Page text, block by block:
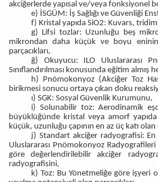
akciğerlerde yapısal ve/veya fonksiyonel
e) İSGÜM: İş Sağlığı ve Güvenliği
f) Kristal yapıda SiO2: Kuvars,
g) Lifsi tozlar: Uzunluğu beş
mikrondan daha küçük ve boyu
parçacıkları,
ğ) Okuyucu: ILO Uluslararası
Sınıflandırılması konusunda eğitim almış
h) Pnömokonyoz (Akciğer Toz
birikmesi sonucu ortaya çıkan doku
ı) SGK: Sosyal Güvenlik Kurumunu,
i) Solunabilir toz: Aerodinamik
büyüklüğünde kristal veya amorf
küçük, uzunluğu çapının en az üç katı olan
j) Standart akciğer radyografisi:
Uluslararası Pnömokonyoz Radyografileri
göre değerlendirilebilir akciğer
radyografisini,
k) Toz: Bu Yönetmeliğe göre işyeri